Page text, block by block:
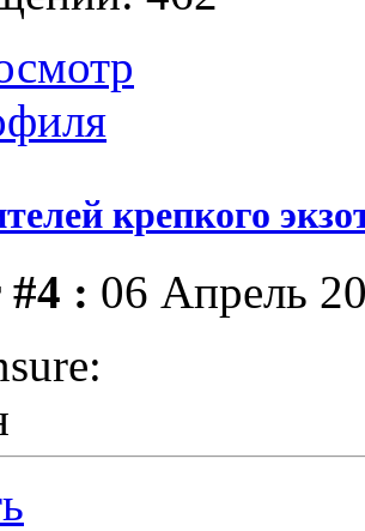
крепкого
#4 : 06 Апрель